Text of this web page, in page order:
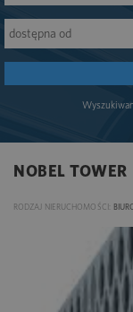
NOBEL TOWER
RODZAJ NIERUCHOMOŚCI: